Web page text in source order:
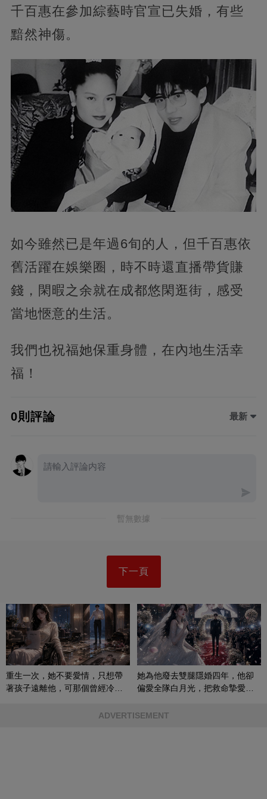
千百惠在參加綜藝時官宣已失婚，有些
黯然神傷。
如今雖然已是年過6旬的人，但千百惠依
舊活躍在娛樂圈，時不時還直播帶貨賺
錢，閑暇之余就在成都悠閑逛街，感受
當地愜意的生活。
我們也祝福她保重身體，在內地生活幸
福！
0則評論 最新
暫無數據
下一頁
重生一次，她不要愛情，只想帶
著孩子遠離他，可那個曾經冷漠
她為他廢去雙腿隱婚四年，他卻
偏愛全隊白月光，把救命摯愛當
ADVERTISEMENT